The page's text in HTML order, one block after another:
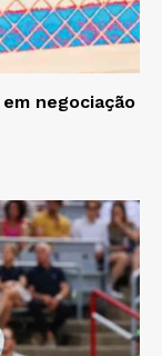
negociação